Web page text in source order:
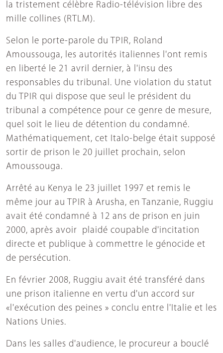
la tristement célèbre Radio-télévision libre des
mille collines (RTLM).
Selon le porte-parole du TPIR, Roland
Amoussouga, les autorités italiennes l'ont remis
en liberté le 21 avril dernier, à l'insu des
responsables du tribunal. Une violation du statut
du TPIR qui dispose que seul le président du
tribunal a compétence pour ce genre de mesure,
quel soit le lieu de détention du condamné.
Mathématiquement, cet Italo-belge était supposé
sortir de prison le 20 juillet prochain, selon
Amoussouga.
Arrêté au Kenya le 23 juillet 1997 et remis le
même jour au TPIR à Arusha, en Tanzanie, Ruggiu
avait été condamné à 12 ans de prison en juin
2000, après avoir plaidé coupable d'incitation
directe et publique à commettre le génocide et
de persécution.
En février 2008, Ruggiu avait été transféré dans
une prison italienne en vertu d'un accord sur
«l'exécution des peines » conclu entre l'Italie et les
Nations Unies.
Dans les salles d'audience, le procureur a bouclé